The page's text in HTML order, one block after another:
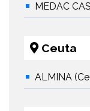
MEDAC
Ceuta
ALMINA